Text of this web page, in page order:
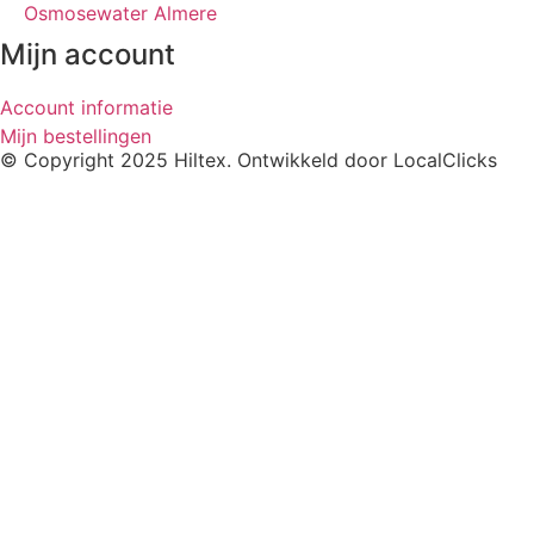
Osmosewater Almere
Mijn account
Account informatie
Mijn bestellingen
© Copyright 2025 Hiltex. Ontwikkeld door LocalClicks